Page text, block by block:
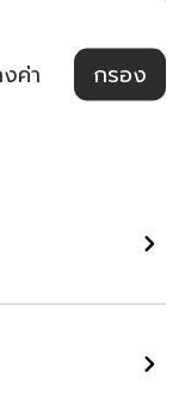
ค่า กรอง